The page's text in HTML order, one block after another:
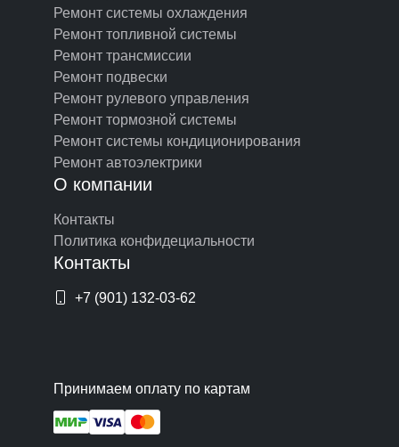
Ремонт системы охлаждения
Ремонт топливной системы
Ремонт трансмиссии
Ремонт подвески
Ремонт рулевого управления
Ремонт тормозной системы
Ремонт системы кондиционирования
Ремонт автоэлектрики
О компании
Контакты
Политика конфидециальности
Контакты
+7 (901) 132-03-62
Принимаем оплату по картам